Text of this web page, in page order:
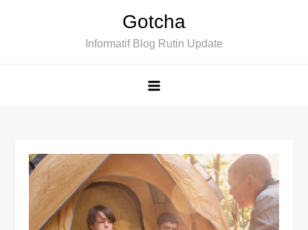
Gotcha
Informatif Blog Rutin Update